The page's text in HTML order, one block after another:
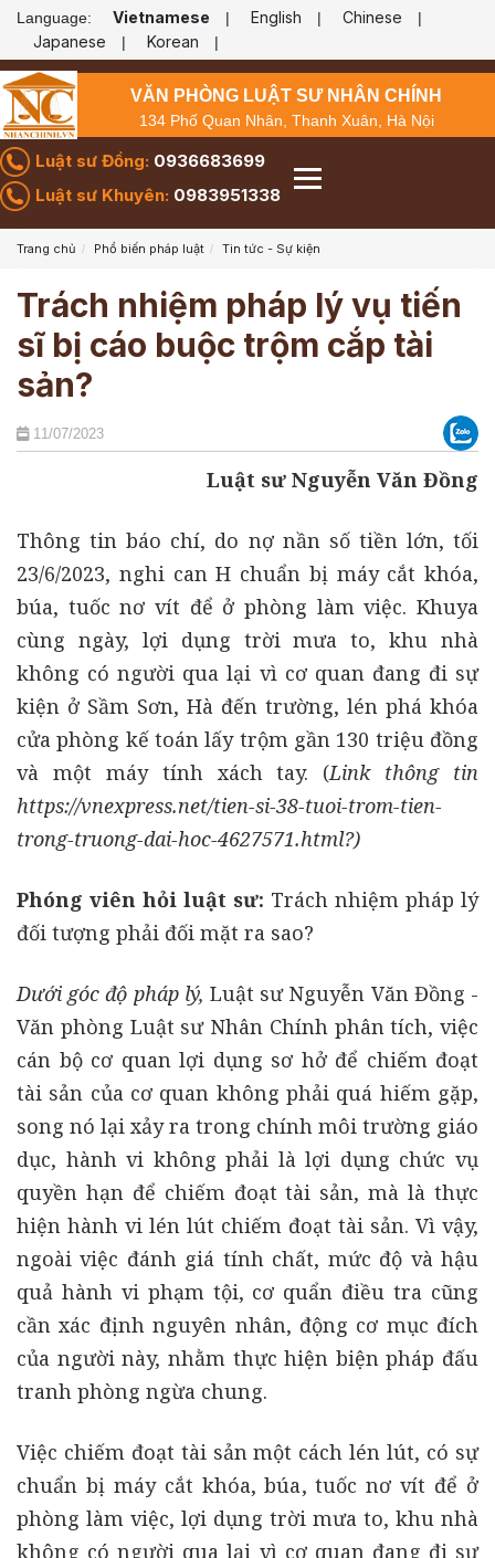
Language: Vietnamese | English | Chinese |
Japanese | Korean |
VĂN PHÒNG LUẬT SƯ NHÂN CHÍNH
134 Phố Quan Nhân, Thanh Xuân, Hà Nội
Luật sư Đồng: 0936683699
Luật sư Khuyên: 0983951338
Trang chủ Phổ biến pháp luật Tin tức - Sự kiện
Trách nhiệm pháp lý vụ tiến
sĩ bị cáo buộc trộm cắp tài
sản?
11/07/2023
Luật sư Nguyễn Văn Đồng
Thông tin báo chí, do nợ nần số tiền lớn, tối
23/6/2023, nghi can H chuẩn bị máy cắt khóa,
búa, tuốc nơ vít để ở phòng làm việc. Khuya
cùng ngày, lợi dụng trời mưa to, khu nhà
không có người qua lại vì cơ quan đang đi sự
kiện ở Sầm Sơn, Hà đến trường, lén phá khóa
cửa phòng kế toán lấy trộm gần 130 triệu đồng
và một máy tính xách tay. (Link thông tin
https://vnexpress.net/tien-si-38-tuoi-trom-tien-
trong-truong-dai-hoc-4627571.html?)
Phóng viên hỏi luật sư: Trách nhiệm pháp lý
đối tượng phải đối mặt ra sao?
Dưới góc độ pháp lý, Luật sư Nguyễn Văn Đồng -
Văn phòng Luật sư Nhân Chính phân tích, việc
cán bộ cơ quan lợi dụng sơ hở để chiếm đoạt
tài sản của cơ quan không phải quá hiếm gặp,
song nó lại xảy ra trong chính môi trường giáo
dục, hành vi không phải là lợi dụng chức vụ
quyền hạn để chiếm đoạt tài sản, mà là thực
hiện hành vi lén lút chiếm đoạt tài sản. Vì vậy,
ngoài việc đánh giá tính chất, mức độ và hậu
quả hành vi phạm tội, cơ quẩn điều tra cũng
cần xác định nguyên nhân, động cơ mục đích
của người này, nhằm thực hiện biện pháp đấu
tranh phòng ngừa chung.
Việc chiếm đoạt tài sản một cách lén lút, có sự
chuẩn bị máy cắt khóa, búa, tuốc nơ vít để ở
phòng làm việc, lợi dụng trời mưa to, khu nhà
không có người qua lại vì cơ quan đang đi sự